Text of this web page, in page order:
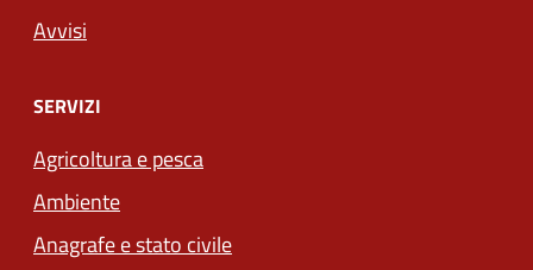
Avvisi
SERVIZI
Agricoltura e pesca
Ambiente
Anagrafe e stato civile